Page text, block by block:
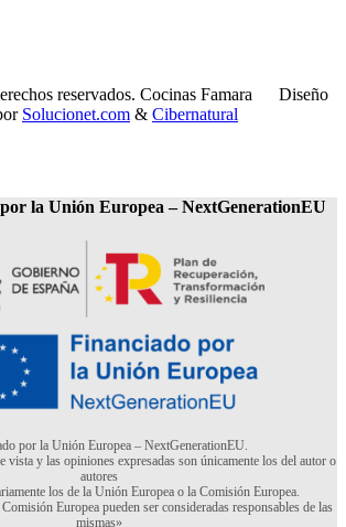
reservados. Cocinas Famara
Diseño
Solucionet.com & Cibernatural
la Unión Europea – NextGenerationEU
por la Unión Europea – NextGenerationEU.
vista y las opiniones expresadas son únicamente los del autor o
autores
los de la Unión Europea o la Comisión Europea.
Europea pueden ser consideradas responsables de las
mismas»